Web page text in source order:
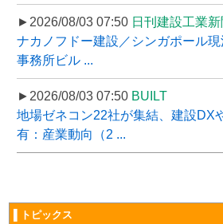
►2026/08/03 07:50 日刊建設工業新
ナカノフドー建設／シンガポール
事務所ビル ...
►2026/08/03 07:50 BUILT
地場ゼネコン22社が集結、建設DX
有：産業動向（2 ...
▌トピックス